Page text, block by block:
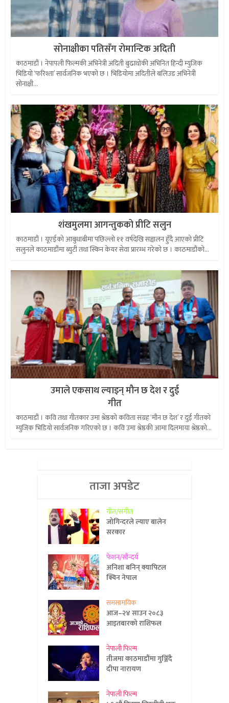
सोनाक्षीका पतिसँग रोमान्टिक अदिती
काठमाडौं । नेपापली फिल्मकी अभिनेत्री अदिती बुढाथोकी अभिनित हिन्दी म्युजिक
भिडियो ‘फरिश्ता’ सार्वजनिक भएको छ । भिडियोमा अदितीले बलिउड अभिनेत्री
सोनाक्षी...
शंखमुलमा आगन्तुकको प्रीटि सलुन
काठमाडौं । यूएईको आबुधाबीमा पछिल्लो ११ वर्षदेखि सञ्चालन हुँदै आएको प्रीटि
सलुनले काठमाडौंमा ब्युटी तथा स्किन केयर सेवा प्रारम्भ गरेको छ । काठमाडौंको...
उमाले एकसाथ ल्याइन् मौन छ देश र दुई
गीत
काठमाडौं । कवि तथा गीतकार उमा श्रेष्ठको कविता संग्रह ‘मौन छ देश’ र दुई गीतको
म्युजिक भिडियो सार्वजनिक गरिएको छ । कवि उमा श्रेष्ठकी आमा दिलमाया श्रेष्ठको...
ताजा अपडेट
गीत/संगीत
जोगिन्दरले ल्याए बालेन
सरकार
फेशन/सौन्दर्य
अनिशा बनिन् क्यापिटल
क्विन नेपाल
समसामयिक
आज–२४ साउन २०८३
आइतबारको राशिफल
नेपाली फिल्म
तीजमा काठमाडौंमा गुञ्जिँदै
दीपा नारायण
नेपाली फिल्म